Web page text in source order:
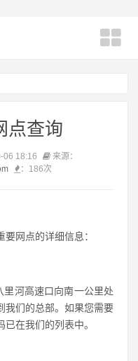
点查询
06 18:16
来源：
： 186次
网点的详细信息：
河高速口向南一公里处
我们的总部。如果您需要
在我们的列表中。